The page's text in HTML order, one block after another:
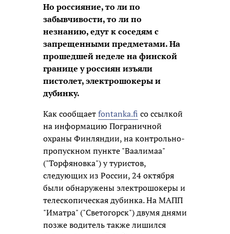
Но россияние, то ли по
забывчивости, то ли по
незнанию, едут к соседям с
запрещенными предметами. На
прошедшей неделе на финской
границе у россиян изъяли
пистолет, электрошокеры и
дубинку.
Как сообщаетfontanka.fi со ссылкой
на информацию Пограничной
охраны Финляндии, на контрольно-
пропускном пункте "Ваалимаа"
("Торфяновка") у туристов,
следующих из России, 24 октября
были обнаружены электрошокеры и
телескопическая дубинка. На МАПП
"Иматра" ("Светогорск") двумя днями
позже водитель также лишился